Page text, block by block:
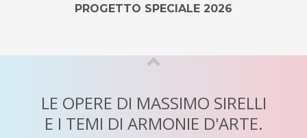
PROGETTO SPECIALE 2026
LE OPERE DI MASSIMO SIRELLI
E I TEMI DI ARMONIE D'ARTE.